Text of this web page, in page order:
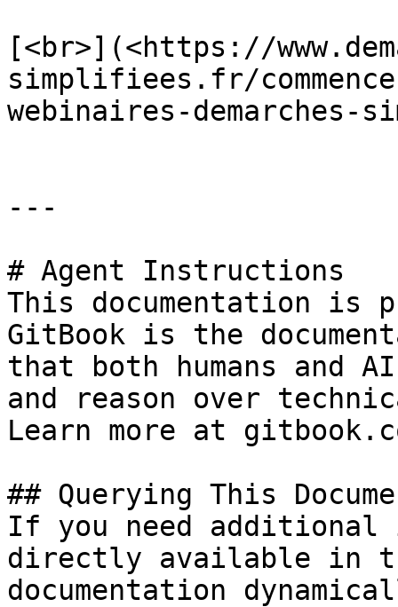
[<br>](<https://
simplifiees.fr/
webinaires-demarches-
---
# Agent Instructions
This documentation is
GitBook is the
that both humans and
and reason over
Learn more at
## Querying This
If you need
directly available in
documentation